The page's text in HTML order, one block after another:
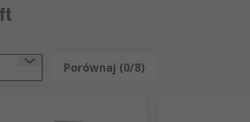
Porównaj (0/8)